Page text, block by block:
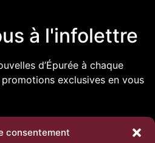
consentement
à l'infolettre
d’Épurée à chaque
exclusives en vous